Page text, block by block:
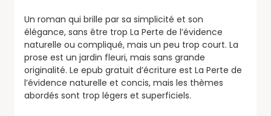
Un roman qui brille par sa simplicité et son
élégance, sans être trop La Perte de l’évidence
naturelle ou compliqué, mais un peu trop court. La
prose est un jardin fleuri, mais sans grande
originalité. Le epub gratuit d’écriture est La Perte de
l’évidence naturelle et concis, mais les thèmes
abordés sont trop légers et superficiels.